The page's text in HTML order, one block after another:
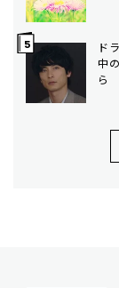
ド
中
ら